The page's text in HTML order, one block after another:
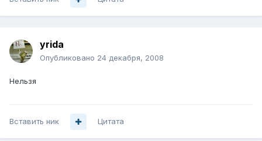
yrida
Опубликовано 24 декабря, 2008
Нельзя
Вставить ник Цитата